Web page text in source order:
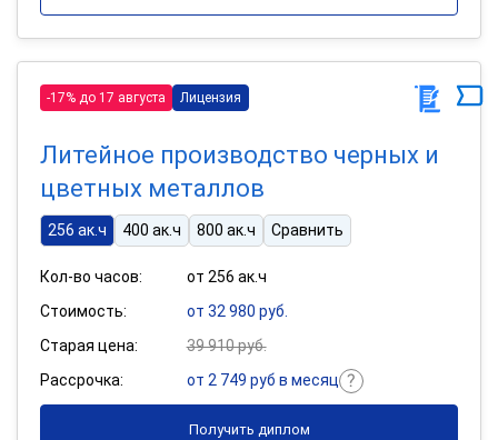
-17% до 17 августа Лицензия
Литейное производство черных и
цветных металлов
256 ак.ч 400 ак.ч 800 ак.ч Сравнить
Кол-во часов:
от 256 ак.ч
Стоимость:
от 32 980 руб.
Старая цена:
39 910 руб.
Рассрочка:
от 2 749 руб в месяц
Получить диплом